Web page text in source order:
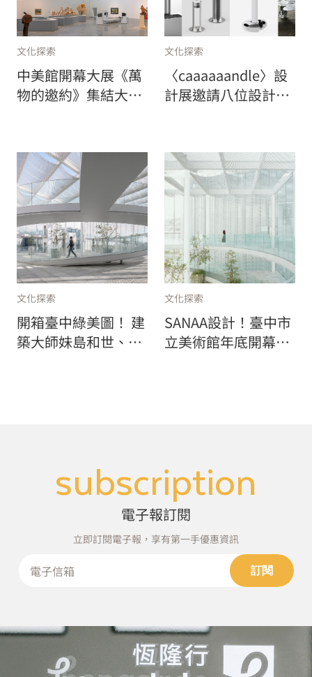
文化探索
中美館開幕大展《萬
物的邀約》集結大師
品首度亮相！
文化探索
〈caaaaaandle〉設
計展邀請八位設計
文化探索
開箱臺中綠美圖！ 建
築大師妹島和世、西
文化探索
SANAA設計！臺中市
立美術館年底開幕，
subscription
電子報訂閱
立即訂閱電子報，享有第一手優惠資訊
訂閱